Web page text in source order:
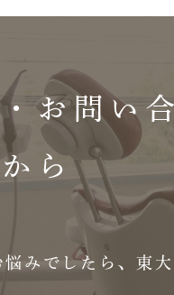
お問い
ら
みでしたら、東